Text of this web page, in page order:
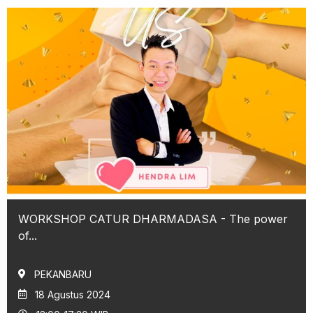
WORKSHOP CATUR DHARMADASA - The power
of...
PEKANBARU
18 Agustus 2024